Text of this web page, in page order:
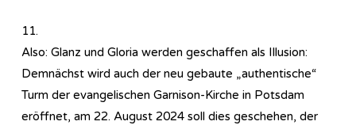
11.
Also: Glanz und Gloria werden geschaffen als Illusion:
Demnächst wird auch der neu gebaute „authentische“
Turm der evangelischen Garnison-Kirche in Potsdam
eröffnet, am 22. August 2024 soll dies geschehen, der